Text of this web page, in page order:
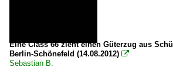
Eine Class 66 zieht einen Güterzug aus
Berlin-Schönefeld (14.08.2012) 
Sebastian B.